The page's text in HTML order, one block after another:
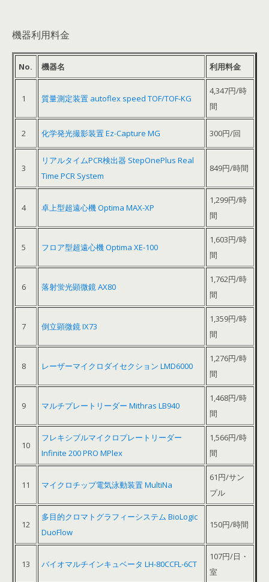
機器利用料金
No. 機器名 利用料金
1 質量測定装置 autoflex speed TOF/TOF-KG
4,347円/時
間
2 化学発光撮影装置 Ez-Capture MG 300円/回
3
リアルタイムPCR検出器 StepOnePlus Real
Time PCR System
849円/時間
4 卓上型超遠心機 Optima MAX-XP
1,299円/時
間
5 フロア型超遠心機 Optima XE-100
1,603円/時
間
6 落射蛍光顕微鏡 AX80
1,762円/時
間
7 倒立顕微鏡 IX73
1,359円/時
間
8 レーザーマイクロダイセクション LMD6000
1,276円/時
間
9 マルチプレートリーダー Mithras LB940
1,468円/時
間
10
フレキシブルマイクロプレートリーダー
Infinite 200 PRO MPlex
1,566円/時
間
11 マイクロチップ電気泳動装置 MultiNa
61円/サン
プル
12
多目的クロマトグラフィーシステム BioLogic
DuoFlow
150円/時間
13 バイオマルチインキュベータ LH-80CCFL-6CT
107円/日・
室